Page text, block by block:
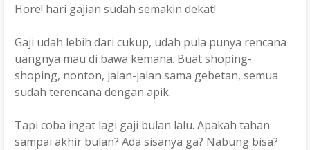
Hore! hari gajian sudah semakin dekat!
Gaji udah lebih dari cukup, udah pula punya rencana
uangnya mau di bawa kemana. Buat shoping-
shoping, nonton, jalan-jalan sama gebetan, semua
sudah terencana dengan apik.
Tapi coba ingat lagi gaji bulan lalu. Apakah tahan
sampai akhir bulan? Ada sisanya ga? Nabung bisa?